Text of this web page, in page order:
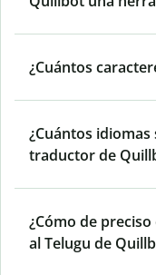
¿Cuántos
¿Cuántos
traductor de
¿Cómo de
al Telugu de